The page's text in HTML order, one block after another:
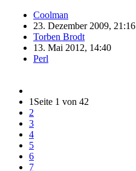
Coolman
23. Dezember 2009, 21:16
Torben Brodt
13. Mai 2012, 14:40
Perl
1 Seite 1 von 42
2
3
4
5
6
7